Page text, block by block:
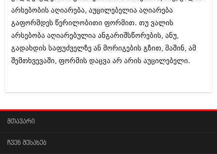
ივნისი 2015 (261)
მაისი 2015 (194)
მარტი 2015 (365)
თებერვალი 2015 (286)
იანვარი 2015 (247)
აპრილი 2014 (290)
არსებობის აღიარება, აუცილებელია აღიარება
გაფორმდეს წერილობითი ფორმით. თუ ვალის
არსებობა აღიარებულია ანგარიშსწორების, ანუ,
გადახდის საფუძველზე ან მორიგების გზით, მაშინ, ამ
შემთხვევაში, ფორმის დაცვა არ არის აუცილებელი.
მთავარი
ჩვენ შესახებ